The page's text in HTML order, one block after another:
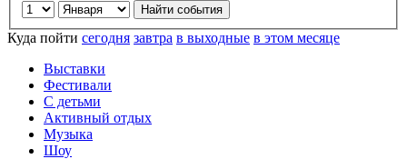
Куда пойти сегодня завтра в выходные в этом месяце
Выставки
Фестивали
С детьми
Активный отдых
Музыка
Шоу